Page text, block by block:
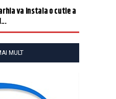
va instala o cutie a
MULT